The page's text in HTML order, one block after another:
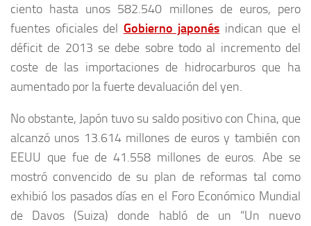
ciento hasta unos 582.540 millones de euros, pero
fuentes oficiales del Gobierno japonés indican que el
déficit de 2013 se debe sobre todo al incremento del
coste de las importaciones de hidrocarburos que ha
aumentado por la fuerte devaluación del yen.
No obstante, Japón tuvo su saldo positivo con China, que
alcanzó unos 13.614 millones de euros y también con
EEUU que fue de 41.558 millones de euros. Abe se
mostró convencido de su plan de reformas tal como
exhibió los pasados días en el Foro Económico Mundial
de Davos (Suiza) donde habló de un “Un nuevo